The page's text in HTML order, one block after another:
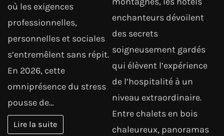
où les exigences
professionnelles,
personnelles et sociales
s’entremêlent sans répit.
En 2026, cette
omniprésence du stress
pousse de…
Lire la suite
enchanteurs dévoilent
des secrets
soigneusement gardés
qui élèvent l’expérience
de l’hospitalité à un
niveau extraordinaire.
Entre chalets en bois
chaleureux, panoramas